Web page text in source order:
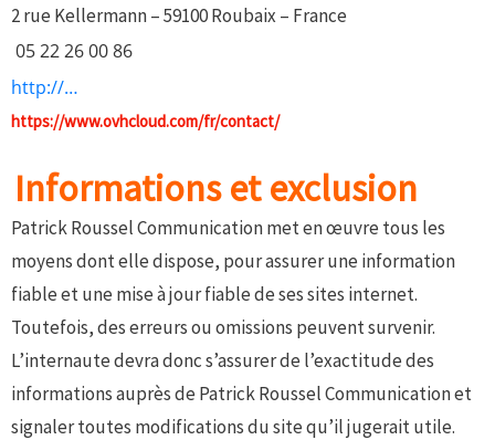
2 rue Kellermann – 59100 Roubaix – France
05 22 26 00 86
http://www.ovh.com
https://www.ovhcloud.com/fr/contact/
Informations et exclusion
Patrick Roussel Communication met en œuvre tous les
moyens dont elle dispose, pour assurer une information
fiable et une mise à jour fiable de ses sites internet.
Toutefois, des erreurs ou omissions peuvent survenir.
L’internaute devra donc s’assurer de l’exactitude des
informations auprès de Patrick Roussel Communication et
signaler toutes modifications du site qu’il jugerait utile.